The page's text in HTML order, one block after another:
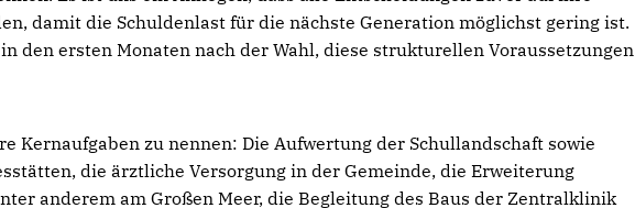
damit die Schuldenlast für die nächste Generation möglichst gering ist.
den ersten Monaten nach der Wahl, diese strukturellen Voraussetzungen
Kernaufgaben zu nennen: Die Aufwertung der Schullandschaft sowie
die ärztliche Versorgung in der Gemeinde, die Erweiterung
anderem am Großen Meer, die Begleitung des Baus der Zentralklinik